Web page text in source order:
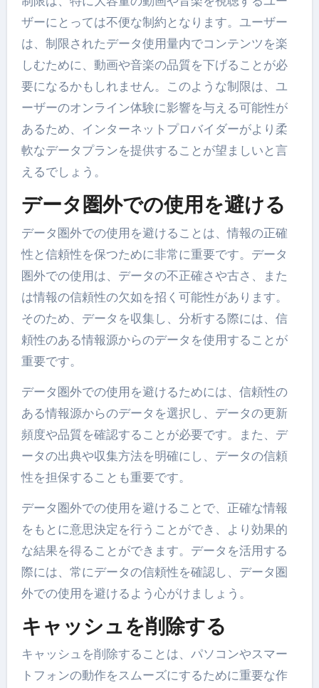
ザーにとっては不便な制約となります。ユーザー
は、制限されたデータ使用量内でコンテンツを楽
しむために、動画や音楽の品質を下げることが必
要になるかもしれません。このような制限は、ユ
ーザーのオンライン体験に影響を与える可能性が
あるため、インターネットプロバイダーがより柔
軟なデータプランを提供することが望ましいと言
えるでしょう。
データ圏外での使用を避ける
データ圏外での使用を避けることは、情報の正確
性と信頼性を保つために非常に重要です。データ
圏外での使用は、データの不正確さや古さ、また
は情報の信頼性の欠如を招く可能性があります。
そのため、データを収集し、分析する際には、信
頼性のある情報源からのデータを使用することが
重要です。
データ圏外での使用を避けるためには、信頼性の
ある情報源からのデータを選択し、データの更新
頻度や品質を確認することが必要です。また、デ
ータの出典や収集方法を明確にし、データの信頼
性を担保することも重要です。
データ圏外での使用を避けることで、正確な情報
をもとに意思決定を行うことができ、より効果的
な結果を得ることができます。データを活用する
際には、常にデータの信頼性を確認し、データ圏
外での使用を避けるよう心がけましょう。
キャッシュを削除する
キャッシュを削除することは、パソコンやスマー
トフォンの動作をスムーズにするために重要な作